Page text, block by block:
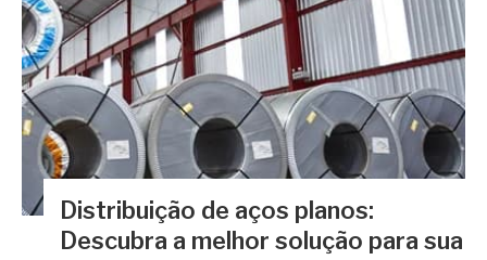
Distribuição de aços planos:
Descubra a melhor solução para sua